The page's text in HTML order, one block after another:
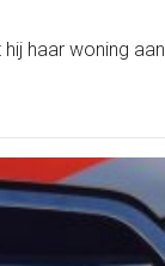
haar woning